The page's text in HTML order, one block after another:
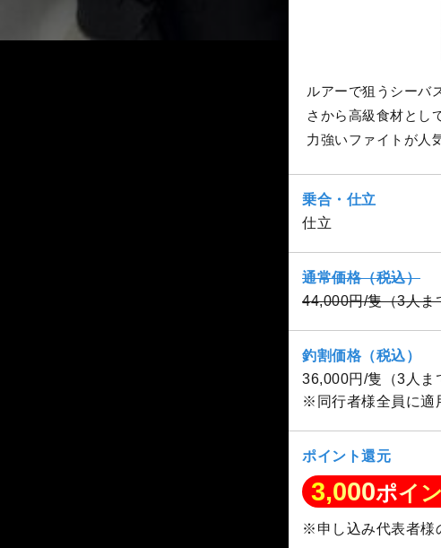
ルアーで狙うシーバ
さから高級食材とし
力強いファイトが人
乗合・仕立
仕立
通常価格（税込）
44,000円/隻（3人ま
釣割価格（税込）
36,000円/隻（3人ま
※同行者様全員に適
ポイント還元
3,000ポイ
※申し込み代表者様